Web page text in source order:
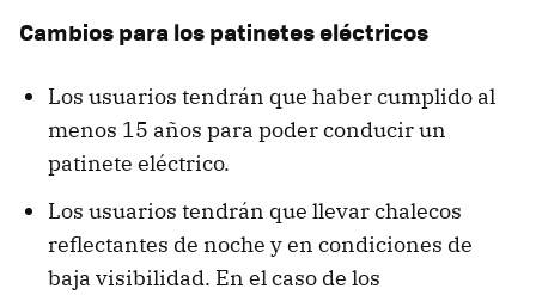
Cambios para los patinetes eléctricos
Los usuarios tendrán que haber cumplido al
menos 15 años para poder conducir un
patinete eléctrico.
Los usuarios tendrán que llevar chalecos
reflectantes de noche y en condiciones de
baja visibilidad. En el caso de los